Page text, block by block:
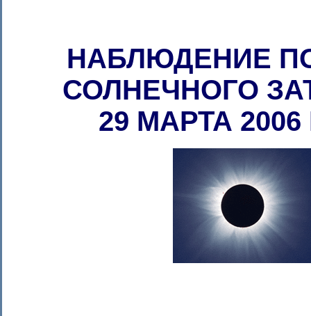
НАБЛЮДЕНИЕ
СОЛНЕЧНОГО
29 МАРТА